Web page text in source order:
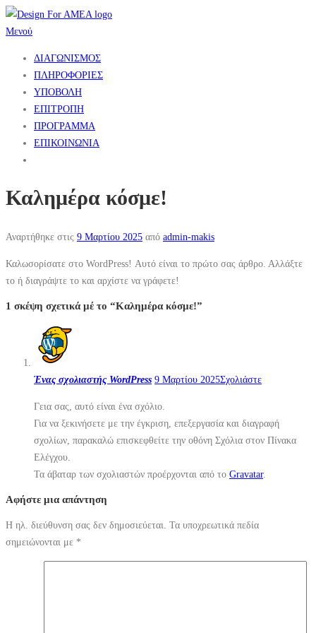
Προχωρήστε
στο
Μενού
ΔΙΑΓΩΝΙΣΜΟΣ
ΠΛΗΡΟΦΟΡΙΕΣ
ΥΠΟΒΟΛΗ
ΕΠΙΤΡΟΠΗ
ΠΡΟΓΡΑΜΜΑ
ΕΠΙΚΟΙΝΩΝΙΑ
Καλημέρα κόσμε!
Αναρτήθηκε στις 9 Μαρτίου 2025 από admin-makis
Καλωσορίσατε στο WordPress! Αυτό είναι το πρώτο σας άρθρο. Αλλάξτε
το ή διαγράψτε το και αρχίστε να γράφετε!
1 σκέψη σχετικά μέ το “Καλημέρα κόσμε!”
Ένας σχολιαστής WordPress 9 Μαρτίου 2025Σχολιάστε
Γεια σας, αυτό είναι ένα σχόλιο.
Για να ξεκινήσετε με την έγκριση, επεξεργασία και διαγραφή
σχολίων, παρακαλώ επισκεφθείτε την οθόνη Σχόλια στον Πίνακα
Ελέγχου.
Τα άβαταρ των σχολιαστών προέρχονται από το Gravatar.
Αφήστε μια απάντηση
Η ηλ. διεύθυνση σας δεν δημοσιεύεται. Τα υποχρεωτικά πεδία
σημειώνονται με *